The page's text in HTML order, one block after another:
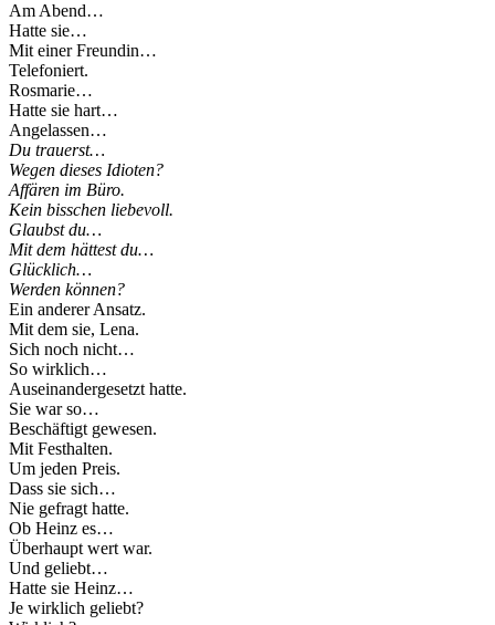
Am Abend…
Hatte sie…
Mit einer Freundin…
Telefoniert.
Rosmarie…
Hatte sie hart…
Angelassen…
Du trauerst…
Wegen dieses Idioten?
Affären im Büro.
Kein bisschen liebevoll.
Glaubst du…
Mit dem hättest du…
Glücklich…
Werden können?
Ein anderer Ansatz.
Mit dem sie, Lena.
Sich noch nicht…
So wirklich…
Auseinandergesetzt hatte.
Sie war so…
Beschäftigt gewesen.
Mit Festhalten.
Um jeden Preis.
Dass sie sich…
Nie gefragt hatte.
Ob Heinz es…
Überhaupt wert war.
Und geliebt…
Hatte sie Heinz…
Je wirklich geliebt?